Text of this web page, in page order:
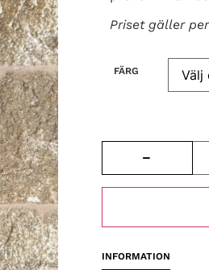
Priset gäller
FÄRG
INFORMATION